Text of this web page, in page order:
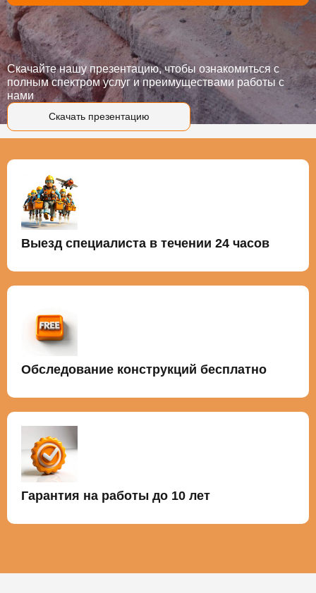
Скачать презентацию
Скачайте нашу презентацию, чтобы ознакомиться с
полным спектром услуг и преимуществами работы с
нами
Выезд специалиста в течении 24 часов
Обследование конструкций бесплатно
Гарантия на работы до 10 лет